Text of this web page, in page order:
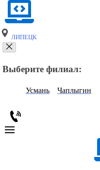
ЛИПЕЦК
Выберите филиал:
Усмань Чаплыгин